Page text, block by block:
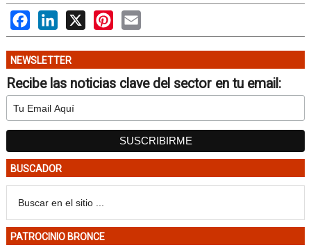
FacebookLinkedIn Pinterest
NEWSLETTER
Recibe las noticias clave del sector en tu email:
BUSCADOR
PATROCINIO BRONCE